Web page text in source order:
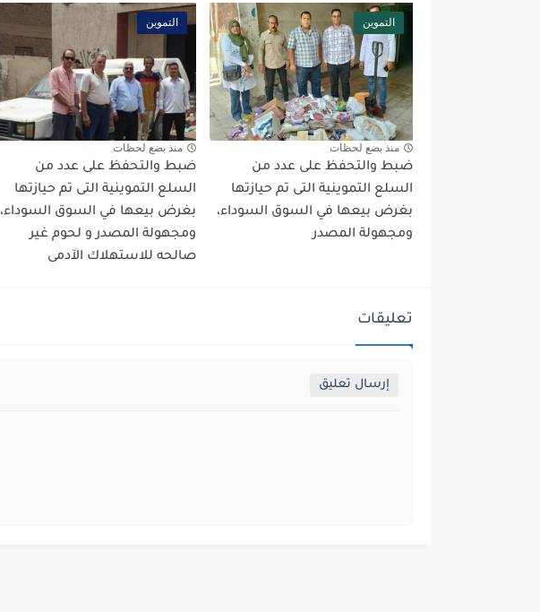
التموين
منذ بضع لحظات
ضبط والتحفظ على عدد من
السلع التموينية التى تم حيازتها
بغرض بيعها في السوق السوداء،
ومجهولة المصدر
التموين
منذ بضع لحظات
ضبط والتحفظ على عدد من
السلع التموينية التى تم حيازتها
بغرض بيعها في السوق السوداء،
ومجهولة المصدر و لحوم غير
صالحه للاستهلاك الآدمى
تعليقات
إرسال تعليق